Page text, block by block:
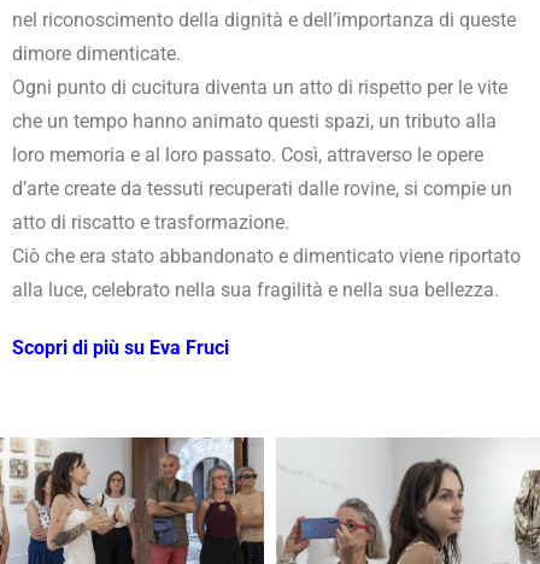
nel riconoscimento della dignità e dell’importanza di queste
dimore dimenticate.
Ogni punto di cucitura diventa un atto di rispetto per le vite
che un tempo hanno animato questi spazi, un tributo alla
loro memoria e al loro passato. Così, attraverso le opere
d’arte create da tessuti recuperati dalle rovine, si compie un
atto di riscatto e trasformazione.
Ciò che era stato abbandonato e dimenticato viene riportato
alla luce, celebrato nella sua fragilità e nella sua bellezza.
Scopri di più su Eva Fruci